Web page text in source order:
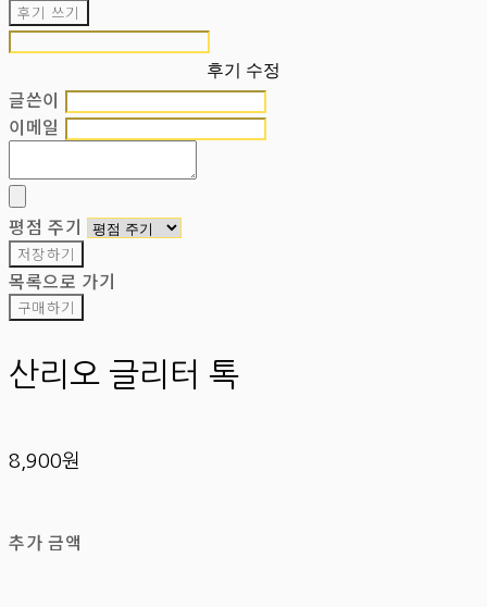
후기 쓰기
후기 수정
글쓴이
이메일
평점 주기
저장하기
목록으로 가기
구매하기
산리오 글리터 톡
8,900원
추가 금액